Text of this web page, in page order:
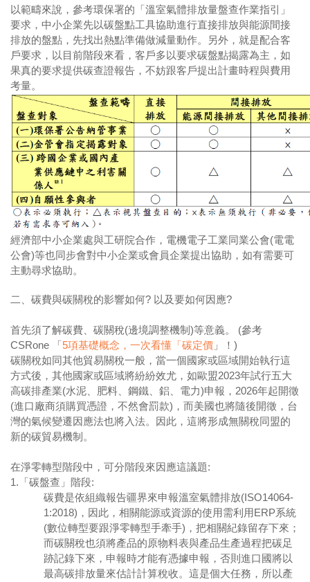
以範疇來說，參考環保署的「溫室氣體排放量盤查作業指引」
要求，中小企業先以碳盤點工具協助進行直接排放與能源間接
排放的盤點，先找出熱點準備做減量動作。另外，就是配合客
戶要求，以目前階段來看，客戶多以要求碳盤點揭露為主，如
果真的要求提供碳查證報告，不妨跟客戶提出計畫時程與費用
考量。
經濟部中小企業處與工研院合作，電機電子工業同業公會(電電
公會)等也同步會對中小企業或會員企業提出協助，如有需要可
主動尋求協助。
二、碳費與碳關稅的影響如何? 以及要如何因應?
首先須了解碳費、碳關稅(邊境調整機制)等意義。 (參考
CSRone 「5項基礎概念，一次看懂「碳定價 」！)
碳關稅如同其他貿易關稅一般，當一個國家或區域開始執行這
方式後，其他國家或區域將紛紛效尤，如歐盟2023年試行五大
高碳排產業(水泥、肥料、鋼鐵、鋁、電力)申報，2026年起開徵
(進口廠商須購買憑證，不然會罰款)，而美國也將隨後開徵，台
灣的氣候變遷因應法也將入法。因此，這將形成無關稅同盟的
新的碳貿易機制。
在淨零轉型階段中，可分階段來因應這議題:
1.「碳盤查」階段:
碳費是依組織報告疆界來申報溫室氣體排放(ISO14064-
1:2018)，因此，相關能源或資源的使用需利用ERP系統
(數位轉型要跟淨零轉型手牽手)，把相關紀錄留存下來；
而碳關稅也須將產品的原物料表與產品生產過程把碳足
跡記錄下來，申報時才能有憑據申報，否則進口國將以
最高碳排放量來估計計算稅收。這是個大任務，所以產